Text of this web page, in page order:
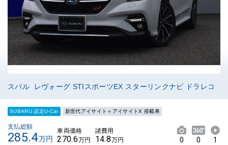
スバル レヴォーグ STIスポーツEX スターリンクナビ ドラレコ
SUBARU 認定U-Car 新世代アイサイト＋アイサイトX 搭載車
支払総額
285.4万円
車両価格
270.6万円
諸費用
14.8万円 0 0 1